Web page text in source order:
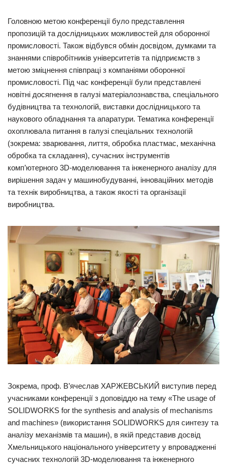
Головною метою конференції було представлення
пропозицій та дослідницьких можливостей для оборонної
промисловості. Також відбувся обмін досвідом, думками та
знаннями співробітників університетів та підприємств з
метою зміцнення співпраці з компаніями оборонної
промисловості. Під час конференції були представлені
новітні досягнення в галузі матеріалознавства, спеціального
будівництва та технологій, виставки дослідницького та
наукового обладнання та апаратури. Тематика конференції
охоплювала питання в галузі спеціальних технологій
(зокрема: зварювання, лиття, обробка пластмас, механічна
обробка та складання), сучасних інструментів
комп’ютерного 3D-моделювання та інженерного аналізу для
вирішення задач у машинобудуванні, інноваційних методів
та технік виробництва, а також якості та організації
виробництва.
Зокрема, проф. В’ячеслав ХАРЖЕВСЬКИЙ виступив перед
учасниками конференції з доповіддю на тему «The usage of
SOLIDWORKS for the synthesis and analysis of mechanisms
and machines» (використання SOLIDWORKS для синтезу та
аналізу механізмів та машин), в якій представив досвід
Хмельницького національного університету у впровадженні
сучасних технологій 3D-моделювання та інженерного